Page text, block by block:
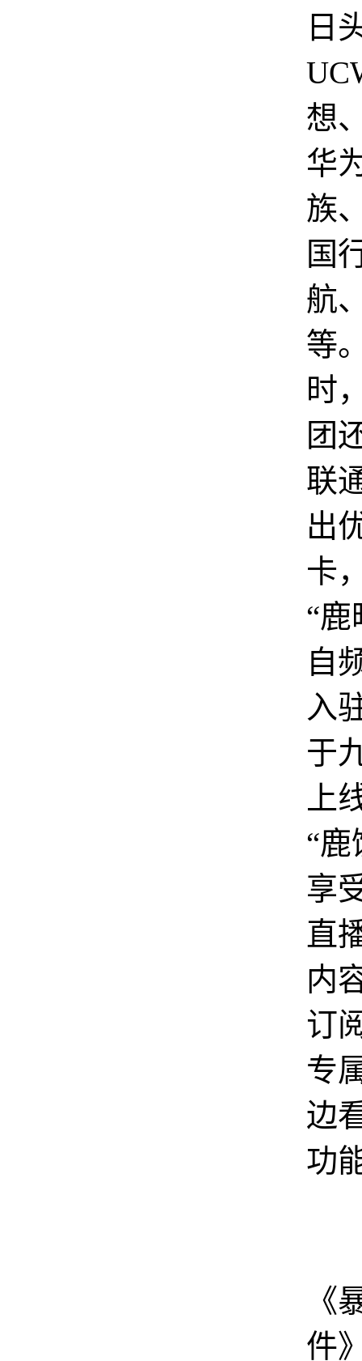
日
想
华
族
国
航
等
时
团
联
出
卡
“
自
入
于
上
“鹿
享
直
内
订
专
边
功
《
件